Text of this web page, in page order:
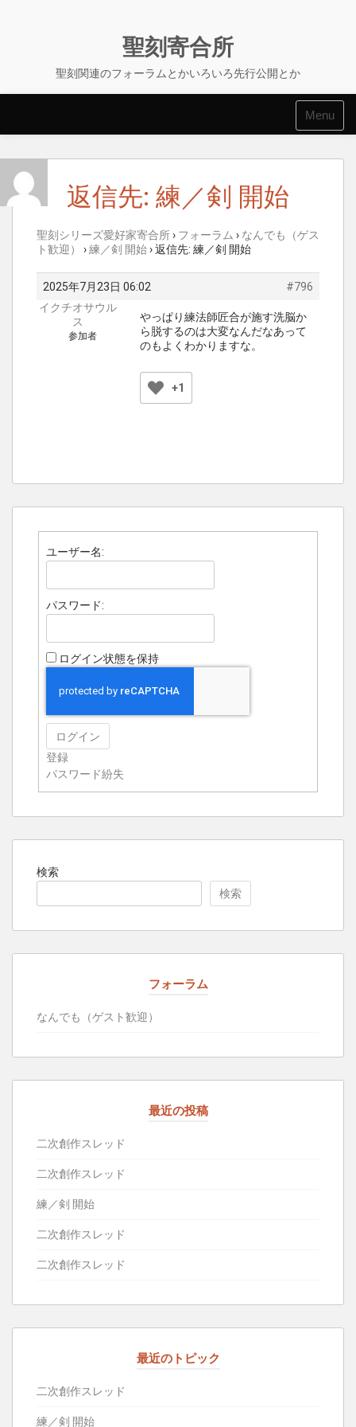
聖刻寄合所
聖刻関連のフォーラムとかいろいろ先行公開とか
Menu
返信先: 練／剣 開始
聖刻シリーズ愛好家寄合所› フォーラム › なんでも（ゲス
ト歓迎）
›練／剣 開始›返信先: 練／剣 開始
2025年7月23日 06:02
#796
イクチオサウル
ス
参加者
やっぱり練法師匠合が施す洗脳か
ら脱するのは大変なんだなあって
のもよくわかりますな。
+1
ユーザー名:
パスワード:
ログイン状態を保持
ログイン
登録
パスワード紛失
検索
検索
フォーラム
なんでも（ゲスト歓迎）
最近の投稿
二次創作スレッド
二次創作スレッド
練／剣 開始
二次創作スレッド
二次創作スレッド
最近のトピック
二次創作スレッド
練／剣 開始